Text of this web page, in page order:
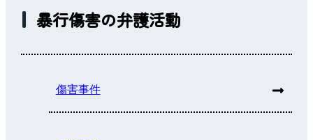
暴行傷害の弁護活動
傷害事件